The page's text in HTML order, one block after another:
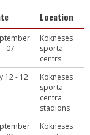
Location
- 07
Kokneses
sporta
centrs
12 - 12
Kokneses
sporta
centra
stadions
Kokneses